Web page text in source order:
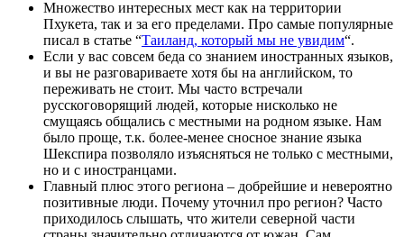
Множество интересных мест как на территории
Пхукета, так и за его пределами. Про самые популярные
писал в статье “Таиланд, который мы не увидим“.
Если у вас совсем беда со знанием иностранных языков,
и вы не разговариваете хотя бы на английском, то
переживать не стоит. Мы часто встречали
русскоговорящий людей, которые нисколько не
смущаясь общались с местными на родном языке. Нам
было проще, т.к. более-менее сносное знание языка
Шекспира позволяло изъясняться не только с местными,
но и с иностранцами.
Главный плюс этого региона – добрейшие и невероятно
позитивные люди. Почему уточнил про регион? Часто
приходилось слышать, что жители северной части